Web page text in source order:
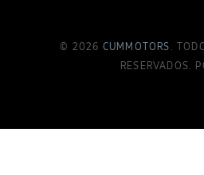
© 2026 CUMMOTORS .
RESERVADOS.